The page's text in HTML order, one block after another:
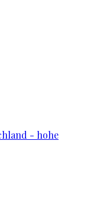
- hohe